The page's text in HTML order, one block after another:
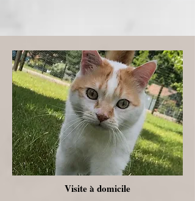
Visite à domicile